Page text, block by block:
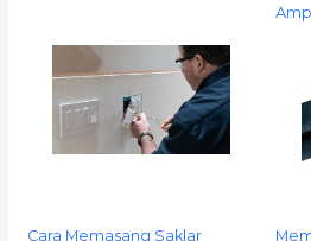
Cara Memasang Saklar